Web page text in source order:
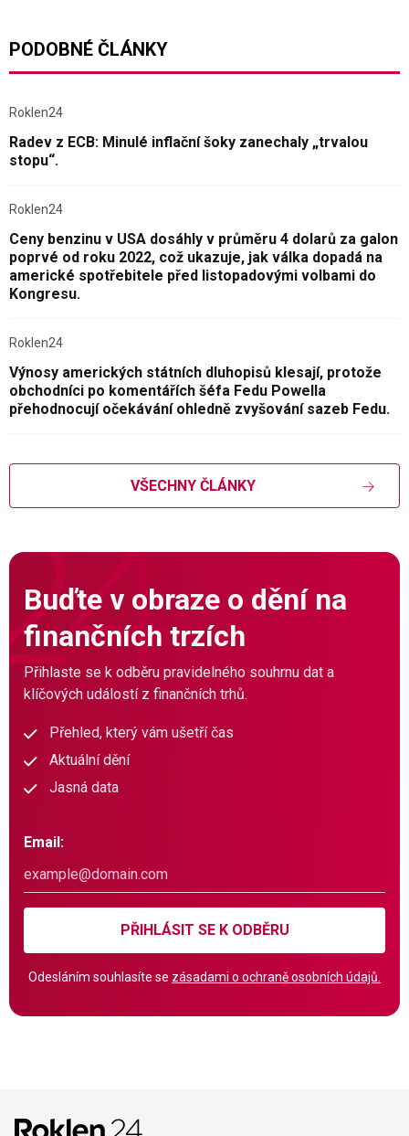
PODOBNÉ ČLÁNKY
Roklen24
Radev z ECB: Minulé inflační šoky zanechaly „trvalou
stopu“.
Roklen24
Ceny benzinu v USA dosáhly v průměru 4 dolarů za galon
poprvé od roku 2022, což ukazuje, jak válka dopadá na
americké spotřebitele před listopadovými volbami do
Kongresu.
Roklen24
Výnosy amerických státních dluhopisů klesají, protože
obchodníci po komentářích šéfa Fedu Powella
přehodnocují očekávání ohledně zvyšování sazeb Fedu.
VŠECHNY ČLÁNKY
Buďte v obraze o dění na
finančních trzích
Přihlaste se k odběru pravidelného souhrnu dat a
klíčových událostí z finančních trhů.
Přehled, který vám ušetří čas
Aktuální dění
Jasná data
Email:
PŘIHLÁSIT SE K ODBĚRU
Odesláním souhlasíte se zásadami o ochraně osobních údajů.